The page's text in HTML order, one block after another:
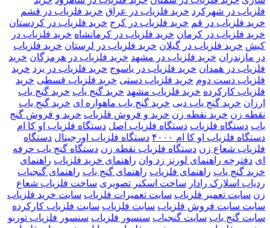
فلزیاب در شهرکرد خرید فلزیاب در عراق خرید فلزیاب در قشم
خرید فلزیاب در قم خرید فلزیاب در کرج خرید فلزیاب در کردستان
خرید فلزیاب در کرمان خرید فلزیاب در کرمانشاه خرید فلزیاب در
کیش خرید فلزیاب در گیلان خرید فلزیاب در لرستان خرید فلزیاب
در مازندران خرید فلزیاب در مشهد خرید فلزیاب در هرمزگان خرید
فلزیاب در همدان خرید فلزیاب در یاسوج خرید فلزیاب در یزد خرید
فلزیاب دست دوم خرید فلزیاب دستی خرید فلزیاب قسطی خرید
فلزیاب کارکرده خرید فلزیاب مشهد خرید گنج یاب خرید گنج یاب
ارزان خرید گنج یاب دبی خرید گنج یاب ماهواره ای خرید گنج یاب
نقطه زن خرید نقطه زن خرید و فروش فلزیاب خرید و فروش گنج
یاب دستگاه فلزیاب دستگاه فلزیاب اصل دستگاه فلزیاب او کا ام
دستگاه فلزیاب او کا ام ۴۰۰۰
دستگاه فلزیاب اورجینال دستگاه
فلزیاب شعاع زن دستگاه فلزیاب نقطه زن دستگاه گنج یاب حرفه
ای دفترچه راهنمای لورنز زد وان راهنمای خرید فلزیاب راهنمای
خرید گنج یاب راهنمای فلزیاب راهنمای گنج یاب راهنمای گنجیاب
ردیاب اسلارک رادار ساخت اسکنر تصویری ساخت فلزیاب شعاع
زن سایت تعمیر فلزیاب سایت تعمیرات فلزیاب سایت خرید فلزیاب
سایت سایت فروش فلزیاب سایت فلزیاب سایت فلزیاب کارکرده
سایت گنج یاب سایت گنجیاب سنسور فلزیاب سنسور فلزیاب توربو